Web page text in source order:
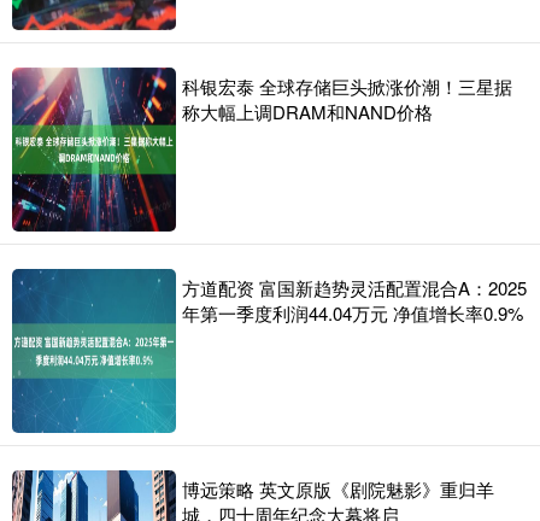
科银宏泰 全球存储巨头掀涨价潮！三星据
称大幅上调DRAM和NAND价格
方道配资 富国新趋势灵活配置混合A：2025
年第一季度利润44.04万元 净值增长率0.9%
博远策略 英文原版《剧院魅影》重归羊
城，四十周年纪念大幕将启